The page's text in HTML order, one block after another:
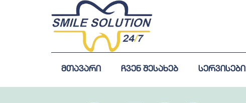
მთავარი ჩვენ შესახებ სერვისები